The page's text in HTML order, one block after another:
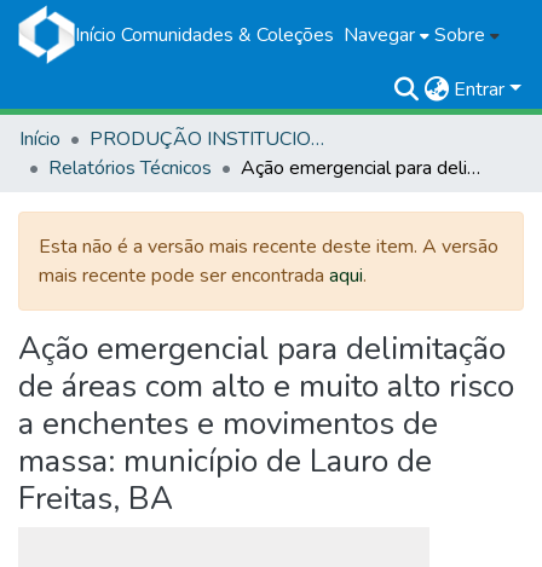
Início Comunidades & Coleções Navegar Sobre
Entrar
Início
PRODUÇÃO INSTITUCIONAL
Relatórios Técnicos
Ação emergencial para delimitação de áreas com alto e muito alto risco a enchentes e movimentos de massa: município de Lauro de Freitas, BA
Esta não é a versão mais recente deste item. A versão
mais recente pode ser encontrada aqui.
Ação emergencial para delimitação
de áreas com alto e muito alto risco
a enchentes e movimentos de
massa: município de Lauro de
Freitas, BA